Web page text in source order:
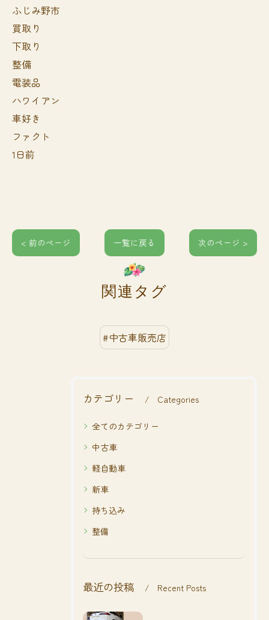
ふじみ野市
買取り
下取り
整備
電装品
ハワイアン
車好き
ファクト
1日前
< 前のページ 一覧に戻る 次のページ >
関連タグ
#中古車販売店
カテゴリー Categories
全てのカテゴリー
中古車
軽自動車
新車
持ち込み
整備
最近の投稿 Recent Posts